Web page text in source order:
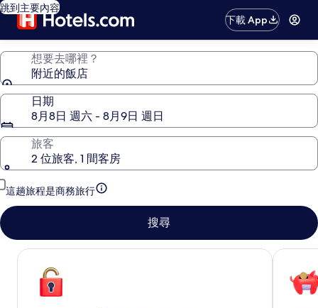
跳到主要內容
下載 App
想要去哪裡？
附近的飯店
日期
8月8日 週六 - 8月9日 週日
旅客
2 位旅客, 1 間客房
這趟旅程是商務旅行
搜尋